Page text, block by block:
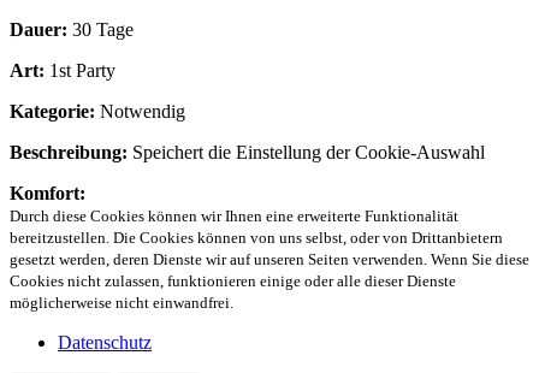
Dauer: 30 Tage
Art: 1st Party
Kategorie: Notwendig
Beschreibung: Speichert die Einstellung der Cookie-Auswahl
Komfort:
Durch diese Cookies können wir Ihnen eine erweiterte Funktionalität
bereitzustellen. Die Cookies können von uns selbst, oder von Drittanbietern
gesetzt werden, deren Dienste wir auf unseren Seiten verwenden. Wenn Sie diese
Cookies nicht zulassen, funktionieren einige oder alle dieser Dienste
möglicherweise nicht einwandfrei.
Datenschutz